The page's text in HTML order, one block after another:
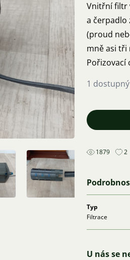
Vnitřní filtr
a čerpadlo
(proud
mně asi tři
Pořizovací
1
1879 2
Typ
Filtrace
U nás se